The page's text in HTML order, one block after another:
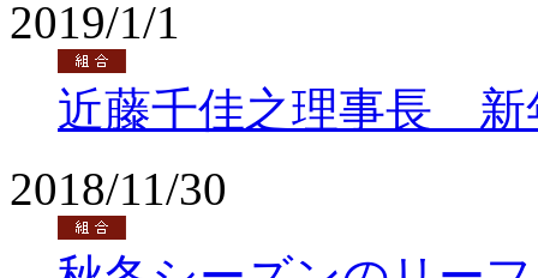
2019/1/1
近藤千佳之理事長 新
2018/11/30